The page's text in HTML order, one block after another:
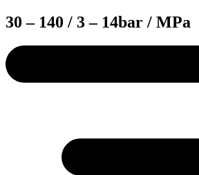
30 – 140 / 3 – 14bar / MPa